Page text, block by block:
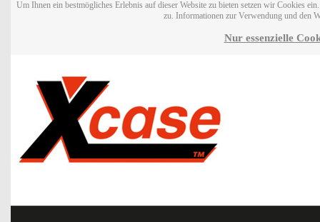
Um Ihnen ein bestmögliches Erlebnis auf dieser Website zu bieten setzen wir Cookies
zu. Informationen zur Verwendung und den
Nur essenzielle